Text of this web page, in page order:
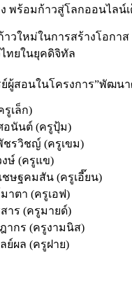
พร้อมก้าวสู่โลกออนไลน์
าวใหม่ในการสร้างโอกา
ทยในยุคดิจิทัล
ผู้สอนในโครงการ”พัฒน
เล็ก)
อนันต์ (ครูปุ้ม)
ชรวิชญ์ (ครูเขม)
งษ์ (ครูแข)
ษฐคมสัน (ครูเอี๊ยน)
าตา (ครูเอฟ)
าร (ครูมายด์)
ากร (ครูงามนิส)
ย์ผล (ครูฝาย)